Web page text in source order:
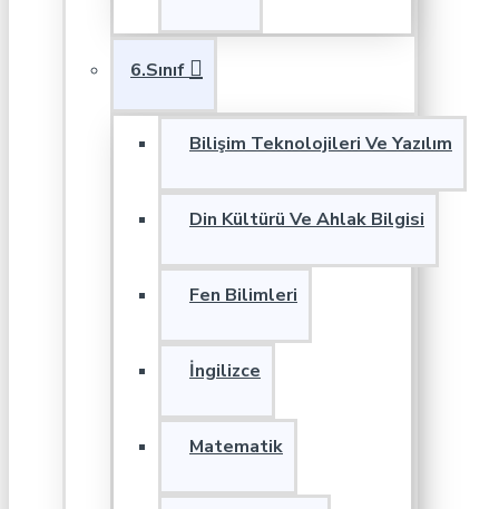
6.Sınıf
Bilişim Teknolojileri Ve Yazılım
Din Kültürü Ve Ahlak Bilgisi
Fen Bilimleri
İngilizce
Matematik